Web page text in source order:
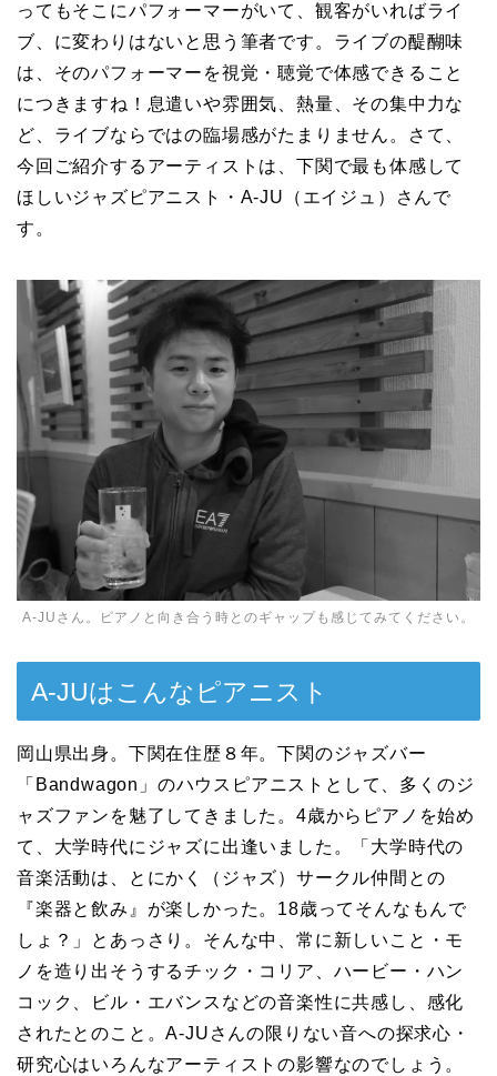
ってもそこにパフォーマーがいて、観客がいればライ
ブ、に変わりはないと思う筆者です。ライブの醍醐味
は、そのパフォーマーを視覚・聴覚で体感できること
につきますね！息遣いや雰囲気、熱量、その集中力な
ど、ライブならではの臨場感がたまりません。さて、
今回ご紹介するアーティストは、下関で最も体感して
ほしいジャズピアニスト・A-JU（エイジュ）さんで
す。
A-JUさん。ピアノと向き合う時とのギャップも感じてみてください。
A-JUはこんなピアニスト
岡山県出身。下関在住歴８年。下関のジャズバー
「Bandwagon」のハウスピアニストとして、多くのジ
ャズファンを魅了してきました。4歳からピアノを始め
て、大学時代にジャズに出逢いました。「大学時代の
音楽活動は、とにかく（ジャズ）サークル仲間との
『楽器と飲み』が楽しかった。18歳ってそんなもんで
しょ？」とあっさり。そんな中、常に新しいこと・モ
ノを造り出そうするチック・コリア、ハービー・ハン
コック、ビル・エバンスなどの音楽性に共感し、感化
されたとのこと。A-JUさんの限りない音への探求心・
研究心はいろんなアーティストの影響なのでしょう。